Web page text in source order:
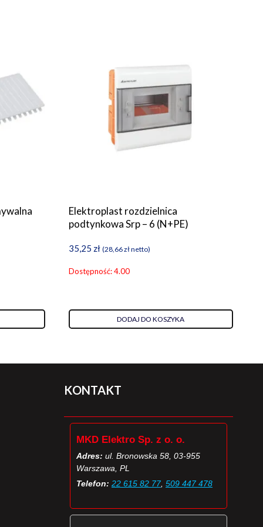
Elektroplast rozdzielnica
podtynkowa Srp – 6 (N+PE)
35,25 zł (28,66złnetto)
Dostępność: 4.00
DODAJ DO KOSZYKA
KONTAKT
MKD Elektro Sp. z o. o.
Adres: ul. Bronowska 58, 03-955
Warszawa, PL
Telefon: 22 615 82 77, 509 447 478